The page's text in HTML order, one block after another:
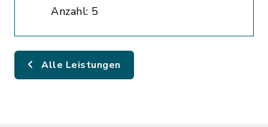
Anzahl: 5
Alle Leistungen